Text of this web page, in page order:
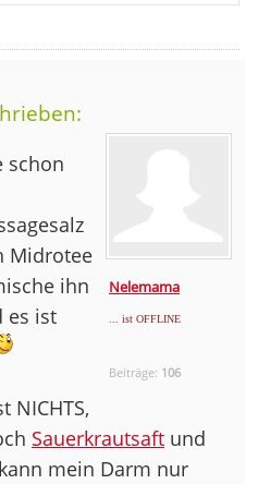
Nelemama
... ist OFFLINE
Beiträge: 106
schon
Midrotee
ihn
es ist
NICHTS,
Sauerkrautsaft und
mein Darm nur